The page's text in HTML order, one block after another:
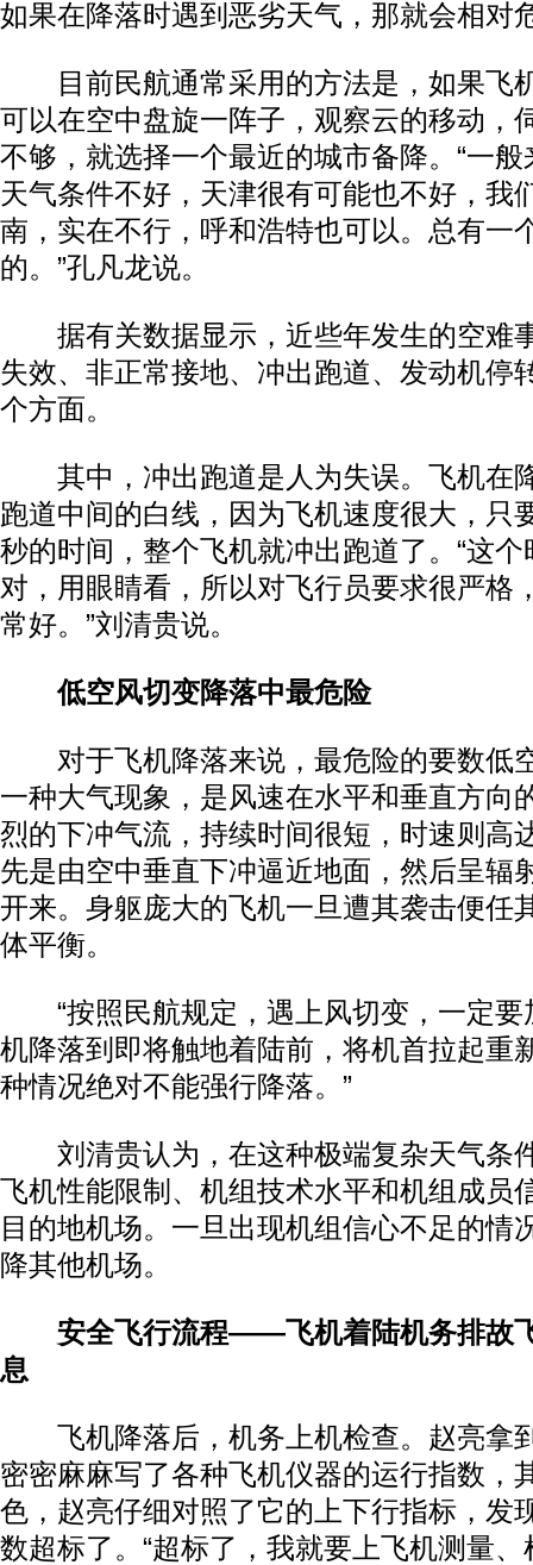
如果在降落时遇到恶劣天气，那就会相对
目前民航通常采用的方法是，如果飞
可以在空中盘旋一阵子，观察云的移动，
不够，就选择一个最近的城市备降。“一
天气条件不好，天津很有可能也不好，我
南，实在不行，呼和浩特也可以。总有一
的。”孔凡龙说。
据有关数据显示，近些年发生的空难
失效、非正常接地、冲出跑道、发动机停
个方面。
其中，冲出跑道是人为失误。飞机在
跑道中间的白线，因为飞机速度很大，只
秒的时间，整个飞机就冲出跑道了。“这
对，用眼睛看，所以对飞行员要求很严格
常好。”刘清贵说。
低空风切变降落中最危险
对于飞机降落来说，最危险的要数低
一种大气现象，是风速在水平和垂直方向
烈的下冲气流，持续时间很短，时速则高
先是由空中垂直下冲逼近地面，然后呈辐
开来。身躯庞大的飞机一旦遭其袭击便任
体平衡。
“按照民航规定，遇上风切变，一定要
机降落到即将触地着陆前，将机首拉起重
种情况绝对不能强行降落。”
刘清贵认为，在这种极端复杂天气条
飞机性能限制、机组技术水平和机组成员
目的地机场。一旦出现机组信心不足的情
降其他机场。
安全飞行流程——飞机着陆机务排故
息
飞机降落后，机务上机检查。赵亮拿
密密麻麻写了各种飞机仪器的运行指数，
色，赵亮仔细对照了它的上下行指标，发
数超标了。“超标了，我就要上飞机测量、